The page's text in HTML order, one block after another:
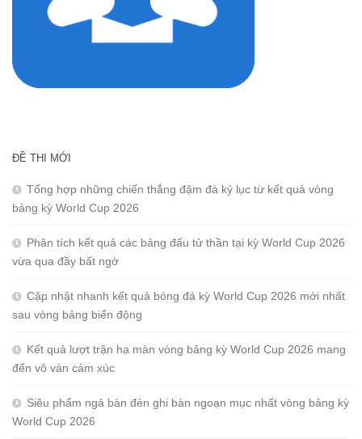
ĐỀ THI MỚI
Tổng hợp những chiến thắng đậm đà kỷ lục từ kết quả vòng
bảng kỳ World Cup 2026
Phân tích kết quả các bảng đấu tử thần tại kỳ World Cup 2026
vừa qua đầy bất ngờ
Cập nhật nhanh kết quả bóng đá kỳ World Cup 2026 mới nhất
sau vòng bảng biến động
Kết quả lượt trận hạ màn vòng bảng kỳ World Cup 2026 mang
đến vô vàn cảm xúc
Siêu phẩm ngả bàn đèn ghi bàn ngoạn mục nhất vòng bảng kỳ
World Cup 2026